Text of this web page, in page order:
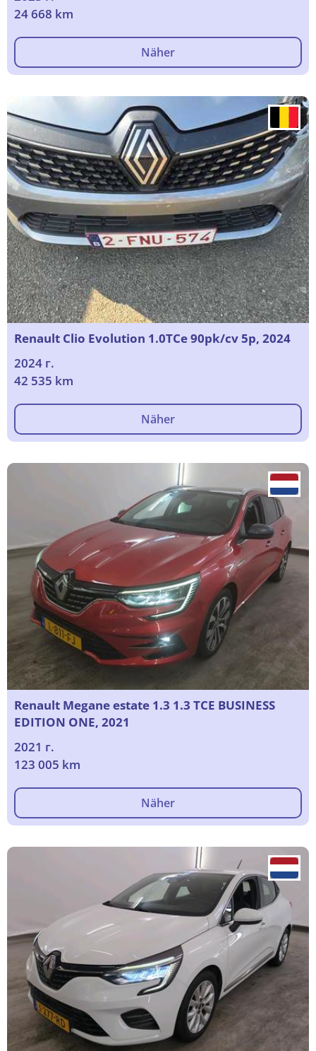
24 668 km
Näher
Renault Clio Evolution 1.0TCe 90pk/cv 5p, 2024
2024 г.
42 535 km
Näher
Renault Megane estate 1.3 1.3 TCE BUSINESS
EDITION ONE, 2021
2021 г.
123 005 km
Näher